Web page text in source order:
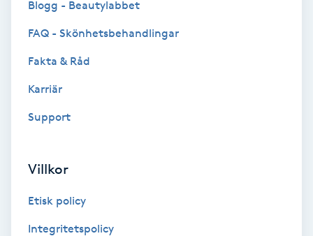
Tuina-massage
Tandblekning
Tandläkare
Tatueringsborttagning
Blogg - Beautylabbet
FAQ - Skönhetsbehandlingar
Fakta & Råd
Karriär
Support
Villkor
Etisk policy
Integritetspolicy